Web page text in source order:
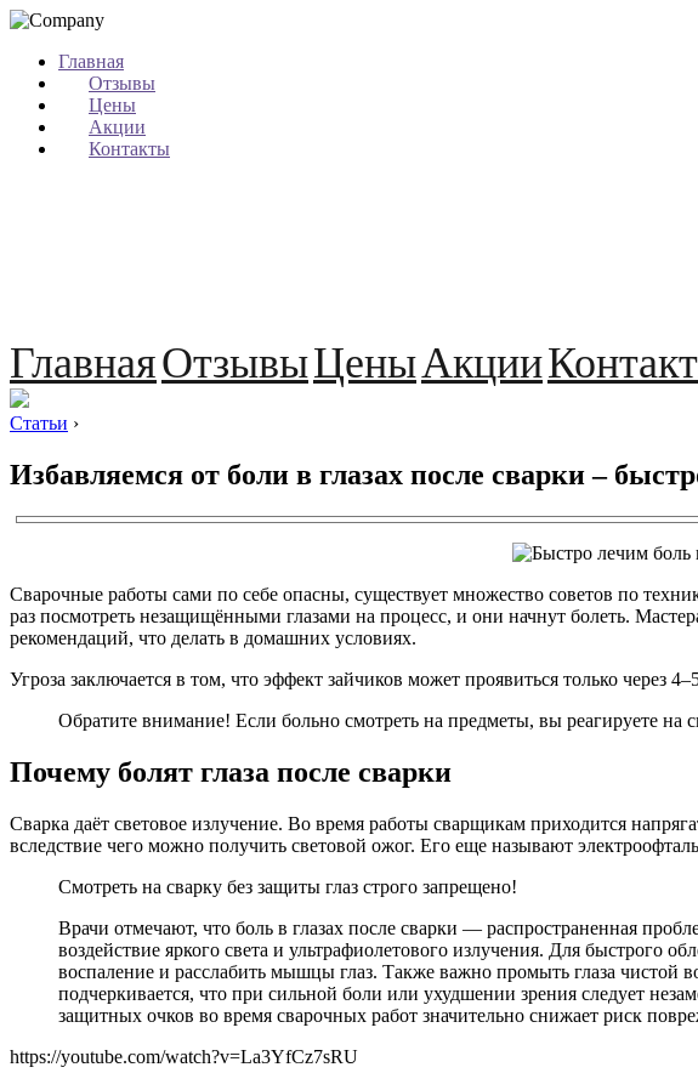
Главная
Отзывы
Цены
Акции
Контакты
ГлавнаяОтзывыЦеныАкции
Статьи ›
Избавляемся от боли в глазах после сварки –
Сварочные работы сами по себе опасны, существует множество советов по
раз посмотреть незащищёнными глазами на процесс, и они начнут болеть.
рекомендаций, что делать в домашних условиях.
Угроза заключается в том, что эффект зайчиков может проявиться только
Обратите внимание! Если больно смотреть на предметы, вы реагируете на
Почему болят глаза после сварки
Сварка даёт световое излучение. Во время работы сварщикам приходится
вследствие чего можно получить световой ожог. Его еще называют
Смотреть на сварку без защиты глаз строго запрещено!
Врачи отмечают, что боль в глазах после сварки — распространенная
воздействие яркого света и ультрафиолетового излучения. Для быстрого
воспаление и расслабить мышцы глаз. Также важно промыть глаза
подчеркивается, что при сильной боли или ухудшении зрения следует
защитных очков во время сварочных работ значительно снижает риск
https://youtube.com/watch?v=La3YfCz7sRU